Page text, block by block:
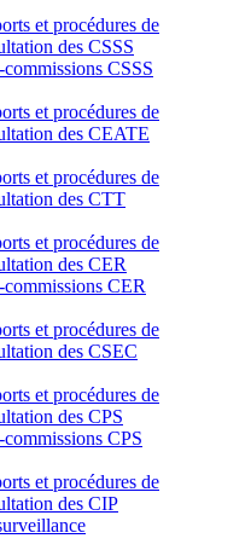
et procédures de
des CSSS
commissions CSSS
et procédures de
des CEATE
et procédures de
des CTT
et procédures de
des CER
commissions CER
et procédures de
des CSEC
et procédures de
des CPS
commissions CPS
et procédures de
des CIP